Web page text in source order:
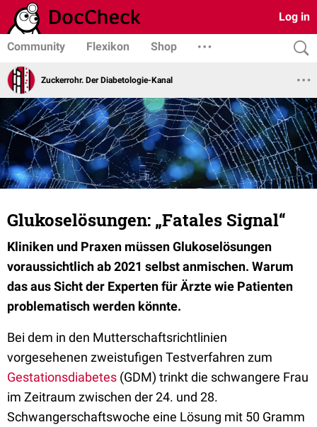
Log in
Community Flexikon Shop
Zuckerrohr. Der Diabetologie-Kanal
Glukoselösungen: „Fatales Signal“
Kliniken und Praxen müssen Glukoselösungen
voraussichtlich ab 2021 selbst anmischen. Warum
das aus Sicht der Experten für Ärzte wie Patienten
problematisch werden könnte.
Bei dem in den Mutterschaftsrichtlinien
vorgesehenen zweistufigen Testverfahren zum
Gestationsdiabetes (GDM) trinkt die schwangere Frau
im Zeitraum zwischen der 24. und 28.
Schwangerschaftswoche eine Lösung mit 50 Gramm